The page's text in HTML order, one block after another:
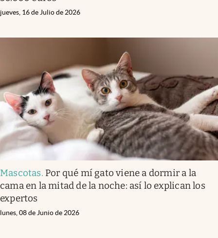
jueves, 16 de Julio de 2026
Mascotas. Por qué mí gato viene a dormir a la
cama en la mitad de la noche: así lo explican los
expertos
lunes, 08 de Junio de 2026